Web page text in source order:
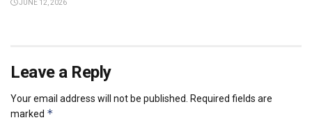
JUNE 12, 2026
Leave a Reply
Your email address will not be published. Required fields are
marked *